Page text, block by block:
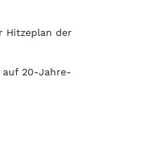
Hitzeplan der
auf 20-Jahre-